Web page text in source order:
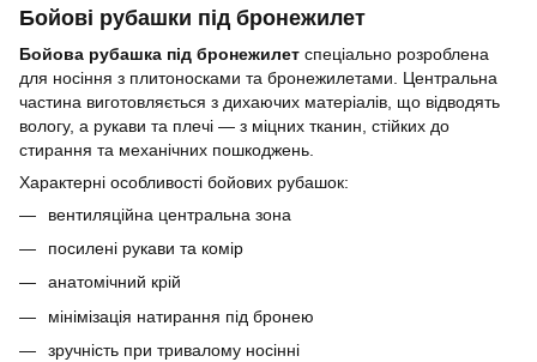
Бойові рубашки під бронежилет
Бойова рубашка під бронежилет спеціально розроблена
для носіння з плитоносками та бронежилетами. Центральна
частина виготовляється з дихаючих матеріалів, що відводять
вологу, а рукави та плечі — з міцних тканин, стійких до
стирання та механічних пошкоджень.
Характерні особливості бойових рубашок:
вентиляційна центральна зона
посилені рукави та комір
анатомічний крій
мінімізація натирання під бронею
зручність при тривалому носінні